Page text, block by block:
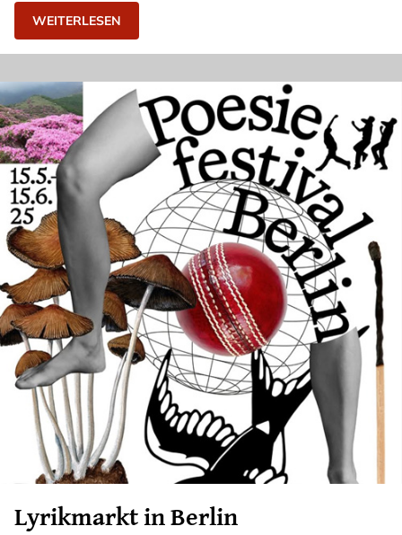
WEITERLESEN
Lyrikmarkt in Berlin